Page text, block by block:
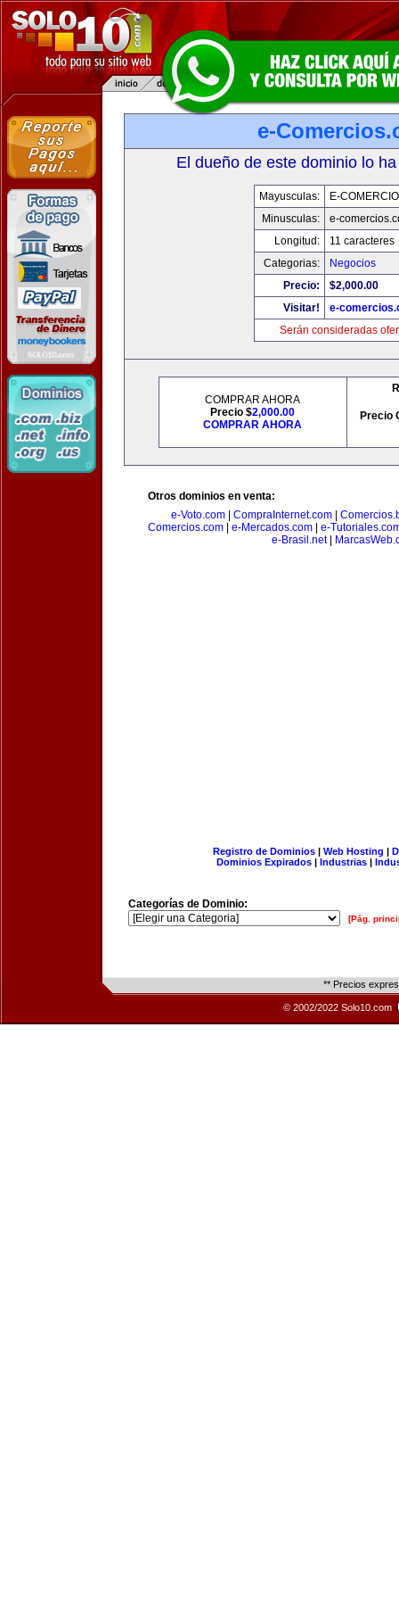
e-
El dueño de este dominio lo
Mayusculas:
E-
Minusculas:
e-
Longitud:
11 caracteres
Categorias:
Negocios
Precio:
$2,000.00
Visitar!
e-
Serán consideradas
COMPRAR AHORA
Precio $2,000.00
COMPRAR AHORA
Precio
Otros dominios en venta:
e-Voto.com
CompraInternet.com
Comercios.com
e-Mercados.com
e-
e-Brasil.net|
Registro de Dominios| Web Hosting |
Dominios Expirados | Industrias |
Categorías de Dominio:
[Pág.
** Precios
© 2002/2022 Solo10.com